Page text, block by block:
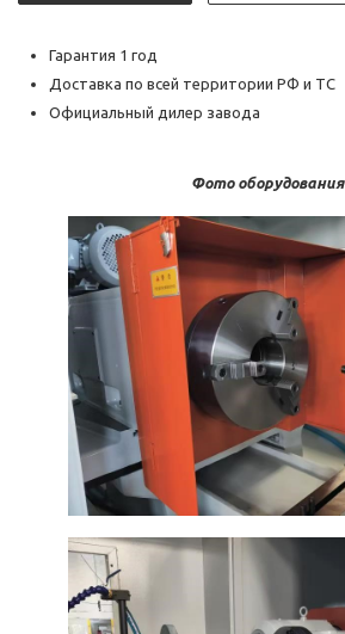
Гарантия 1 год
Доставка по всей территории РФ и ТС
Официальный дилер завода
Фото оборудования